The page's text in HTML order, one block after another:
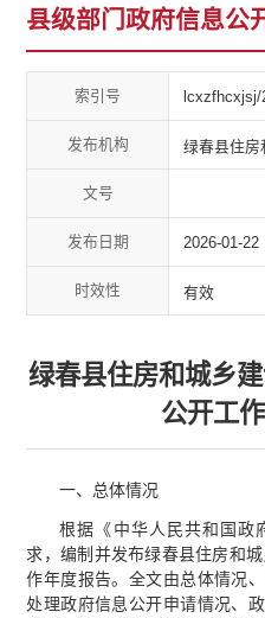
县级部门政府信息公
索引号 lcxzfhcxjsj/
发布机构 绿春县住房
文号
发布日期 2026-01-22
时效性 有效
绿春县住房和城乡
公开工
一、总体情况
根据《中华人民共和国政
求，编制并发布绿春县住房和
作年度报告。全文由总体情况
处理政府信息公开申请情况、